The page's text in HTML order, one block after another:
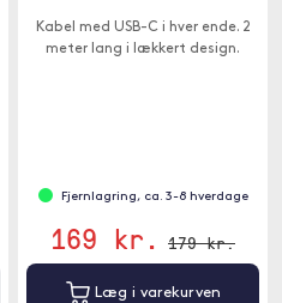
Kabel med USB-C i hver ende. 2
meter lang i lækkert design.
Fjernlagring, ca. 3-8 hverdage
169 kr. 179 kr.
Læg i varekurven